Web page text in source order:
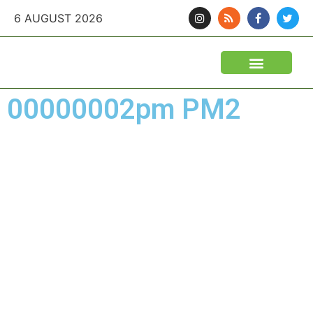
6 AUGUST 2026
00000002pm PM2